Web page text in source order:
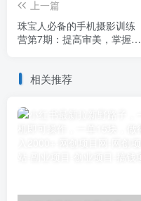
上一篇
珠宝人必备的手机摄影训练
营第7期：提高审美，掌握摄
相关推荐